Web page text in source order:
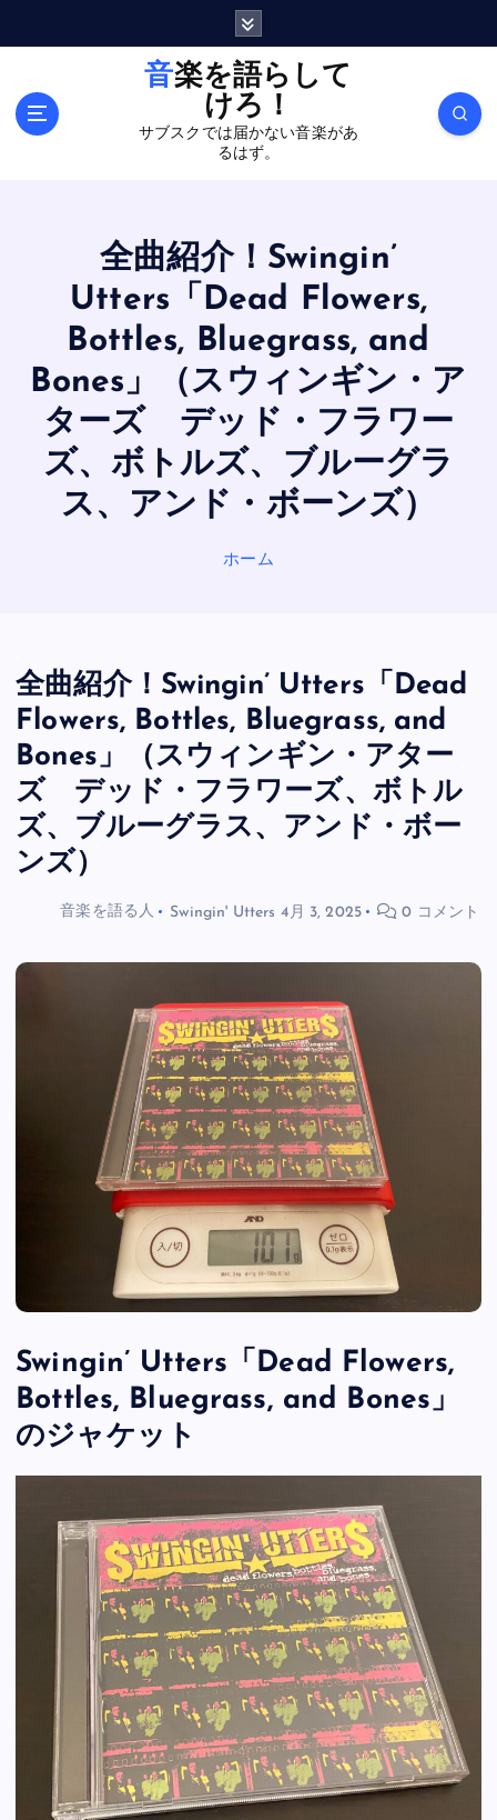
音楽を語らして
けろ！
サブスクでは届かない音楽があ
るはず。
全曲紹介！Swingin’
Utters「Dead Flowers,
Bottles, Bluegrass, and
Bones」（スウィンギン・ア
ターズ デッド・フラワー
ズ、ボトルズ、ブルーグラ
ス、アンド・ボーンズ）
ホーム
全曲紹介！Swingin’ Utters「Dead
Flowers, Bottles, Bluegrass, and
Bones」（スウィンギン・アター
ズ デッド・フラワーズ、ボトル
ズ、ブルーグラス、アンド・ボー
ンズ）
音楽を語る人 Swingin' Utters 4月 3, 2025 0 コメント
Swingin’ Utters「Dead Flowers,
Bottles, Bluegrass, and Bones」
のジャケット